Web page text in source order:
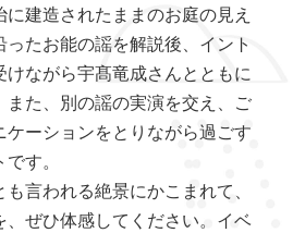
建造されたままのお庭の見え
たお能の謡を解説後、イント
ながら宇髙竜成さんとともに
た、別の謡の実演を交え、ご
ーションをとりながら過ごす
す。
言われる絶景にかこまれて、
ぜひ体感してください。イベ